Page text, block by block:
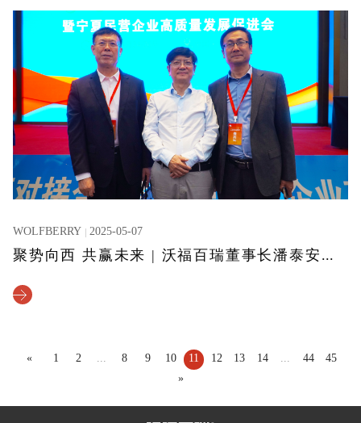
WOLFBERRY 2025-05-07
聚势向西 共赢未来 | 沃福百瑞董事长潘泰安对话郑强教授
« 1 2 ... 8 9 10 11 12 13 14 ... 44
45
»